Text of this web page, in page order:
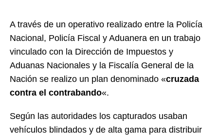
A través de un operativo realizado entre la Policía
Nacional, Policía Fiscal y Aduanera en un trabajo
vinculado con la Dirección de Impuestos y
Aduanas Nacionales y la Fiscalía General de la
Nación se realizo un plan denominado «cruzada
contra el contrabando«.
Según las autoridades los capturados usaban
vehículos blindados y de alta gama para distribuir